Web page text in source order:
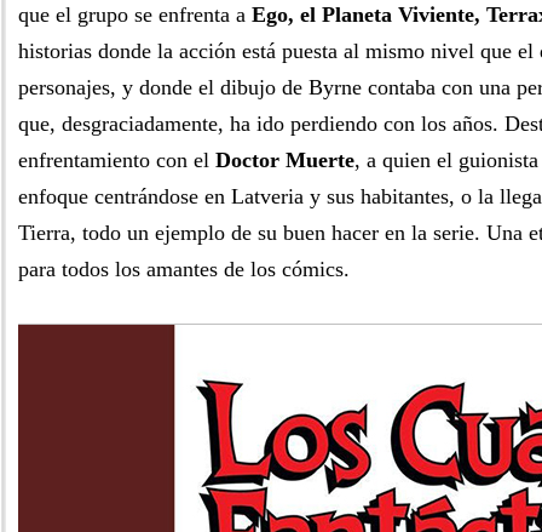
que el grupo se enfrenta a Ego, el Planeta Viviente,
historias donde la acción está puesta al mismo nivel que el
personajes, y donde el dibujo de Byrne contaba con una
que, desgraciadamente, ha ido perdiendo con los años.
enfrentamiento con el Doctor Muerte, a quien el
enfoque centrándose en Latveria y sus habitantes, o la
Tierra, todo un ejemplo de su buen hacer en la serie. Una
para todos los amantes de los cómics.